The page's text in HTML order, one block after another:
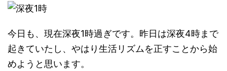
今日も、現在深夜1時過ぎです。昨日は深夜4時まで
起きていたし、やはり生活リズムを正すことから始
めようと思います。